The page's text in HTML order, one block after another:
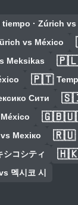
tiempo · Zúrich
vs México
Meksikas
🇵🇹
Сити
Мехіко 🇷🇺
シコシティ
멕시코 시